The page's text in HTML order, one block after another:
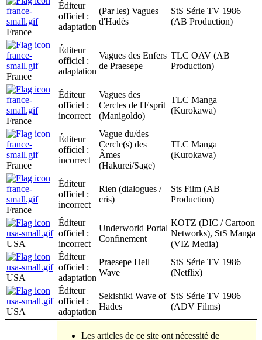
France
Éditeur
officiel :
adaptation
(Par les) Vagues
d'Hadès
StS Série TV 1986
(AB Production)
France
Éditeur
officiel :
adaptation
Vagues des Enfers
de Praesepe
TLC OAV (AB
Production)
France
Éditeur
officiel :
incorrect
Vagues des
Cercles de l'Esprit
(Manigoldo)
TLC Manga
(Kurokawa)
France
Éditeur
officiel :
incorrect
Vague du/des
Cercle(s) des
Âmes
(Hakurei/Sage)
TLC Manga
(Kurokawa)
France
Éditeur
officiel :
incorrect
Rien (dialogues /
cris)
Sts Film (AB
Production)
USA
Éditeur
officiel :
incorrect
Underworld Portal
Confinement
KOTZ (DIC / Cartoon
Networks), StS Manga
(VIZ Media)
USA
Éditeur
officiel :
adaptation
Praesepe Hell
Wave
StS Série TV 1986
(Netflix)
USA
Éditeur
officiel :
adaptation
Sekishiki Wave of
Hades
StS Série TV 1986
(ADV Films)
Les articles de ce site ont nécessité de